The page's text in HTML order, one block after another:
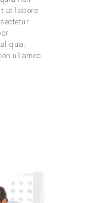
ut labore
ullamco